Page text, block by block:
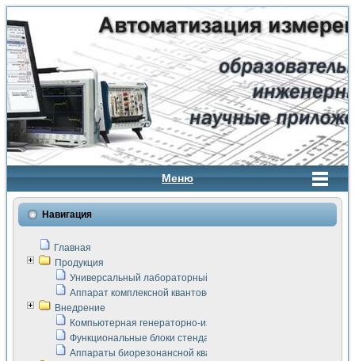
Меню
Навигация
Главная
Продукция
Универсальный лабораторный стенд "Сигнал-USB"
Аппарат комплексной квантовой терапии Интроскан
Внедрение
Компьютерная генераторно-измерительная система
Функциональные блоки стенда "Сигнал-USB"
Аппараты биорезонансной квантовой терапии серии СКАН